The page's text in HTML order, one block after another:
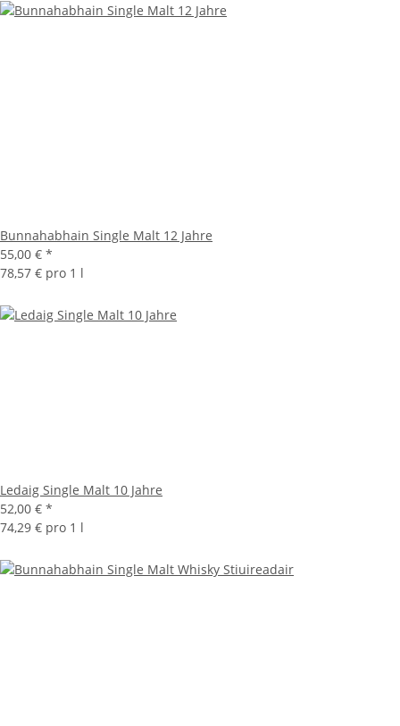
Bunnahabhain Single Malt 12 Jahre
55,00 € *
78,57 € pro 1 l
Ledaig Single Malt 10 Jahre
52,00 € *
74,29 € pro 1 l